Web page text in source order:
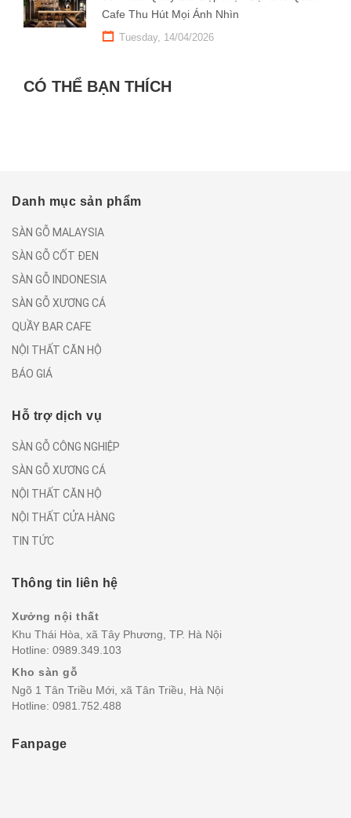
Cafe Thu Hút Mọi Ánh Nhìn
Tuesday, 14/04/2026
CÓ THỂ BẠN THÍCH
Danh mục sản phẩm
SÀN GỖ MALAYSIA
SÀN GỖ CỐT ĐEN
SÀN GỖ INDONESIA
SÀN GỖ XƯƠNG CÁ
QUẦY BAR CAFE
NỘI THẤT CĂN HỘ
BÁO GIÁ
Hỗ trợ dịch vụ
SÀN GỖ CÔNG NGHIỆP
SÀN GỖ XƯƠNG CÁ
NỘI THẤT CĂN HỘ
NỘI THẤT CỬA HÀNG
TIN TỨC
Thông tin liên hệ
Xưởng nội thất
Khu Thái Hòa, xã Tây Phương, TP. Hà Nội
Hotline: 0989.349.103
Kho sàn gỗ
Ngõ 1 Tân Triều Mới, xã Tân Triều, Hà Nội
Hotline: 0981.752.488
Fanpage